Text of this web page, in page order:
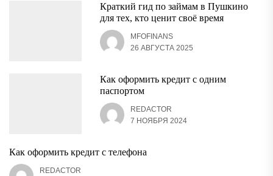
Краткий гид по займам в Пушкино
для тех, кто ценит своё время
MFOFINANS
26 АВГУСТА 2025
Как оформить кредит с одним
паспортом
REDACTOR
7 НОЯБРЯ 2024
Как оформить кредит с телефона
REDACTOR